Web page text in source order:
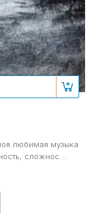
любимая музыка
сложнос...